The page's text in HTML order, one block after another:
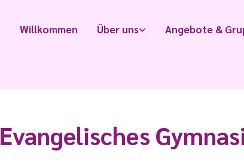
Willkommen Über uns Angebote &
Evangelisches